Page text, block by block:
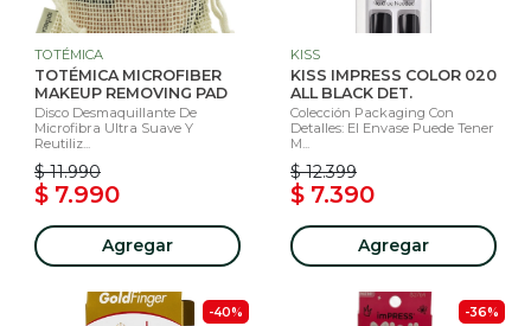
TOTÉMICA
TOTÉMICA MICROFIBER
MAKEUP REMOVING PAD
Disco Desmaquillante De
Microfibra Ultra Suave Y
Reutiliz...
$ 11.990
$ 7.990
Agregar
KISS
KISS IMPRESS COLOR 020
ALL BLACK DET.
Colección Packaging Con
Detalles: El Envase Puede Tener
M...
$ 12.399
$ 7.390
Agregar
-40% -36%